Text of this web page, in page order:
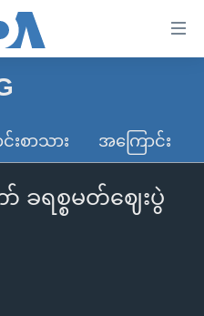
စာသား အကြောင်း
ခရစ္စမတ်ဈေးပွဲ